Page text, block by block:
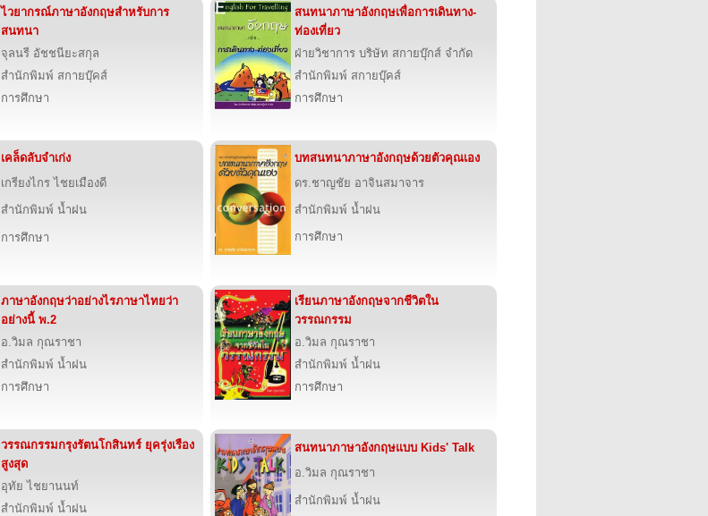
ไวยากรณ์ภาษาอังกฤษสำหรับการ
สนทนา
จุลนรี อัชชนียะสกุล
สำนักพิมพ์ สกายบุ๊คส์
การศึกษา
สนทนาภาษาอังกฤษเพื่อการเดินทาง-
ท่องเที่ยว
ฝ่ายวิชาการ บริษัท สกายบุ๊กส์ จำกัด
สำนักพิมพ์ สกายบุ๊คส์
การศึกษา
เคล็ดลับจำเก่ง
เกรียงไกร ไชยเมืองดี
สำนักพิมพ์ น้ำฝน
การศึกษา
บทสนทนาภาษาอังกฤษด้วยตัวคุณเอง
ดร.ชาญชัย อาจินสมาจาร
สำนักพิมพ์ น้ำฝน
การศึกษา
ภาษาอังกฤษว่าอย่างไรภาษาไทยว่า
อย่างนี้ พ.2
อ.วิมล กุณราชา
สำนักพิมพ์ น้ำฝน
การศึกษา
เรียนภาษาอังกฤษจากชีวิตใน
วรรณกรรม
อ.วิมล กุณราชา
สำนักพิมพ์ น้ำฝน
การศึกษา
วรรณกรรมกรุงรัตนโกสินทร์ ยุครุ่งเรือง
สูงสุด
อุทัย ไชยานนท์
สำนักพิมพ์ น้ำฝน
สนทนาภาษาอังกฤษแบบ Kids' Talk
อ.วิมล กุณราชา
สำนักพิมพ์ น้ำฝน